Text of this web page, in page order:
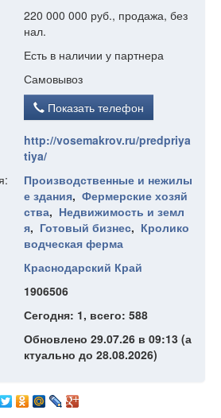
220 000 000 руб., продажа, без
нал.
Есть в наличии у партнера
Самовывоз
Показать телефон
http://vosemakrov.ru/predpriya
tiya/
Производственные и нежилы
е здания, Фермерские хозяй
ства, Недвижимость и земл
я, Готовый бизнес, Кролико
водческая ферма
Краснодарский Край
1906506
Сегодня: 1, всего: 588
Обновлено 29.07.26 в 09:13 (а
ктуально до 28.08.2026)